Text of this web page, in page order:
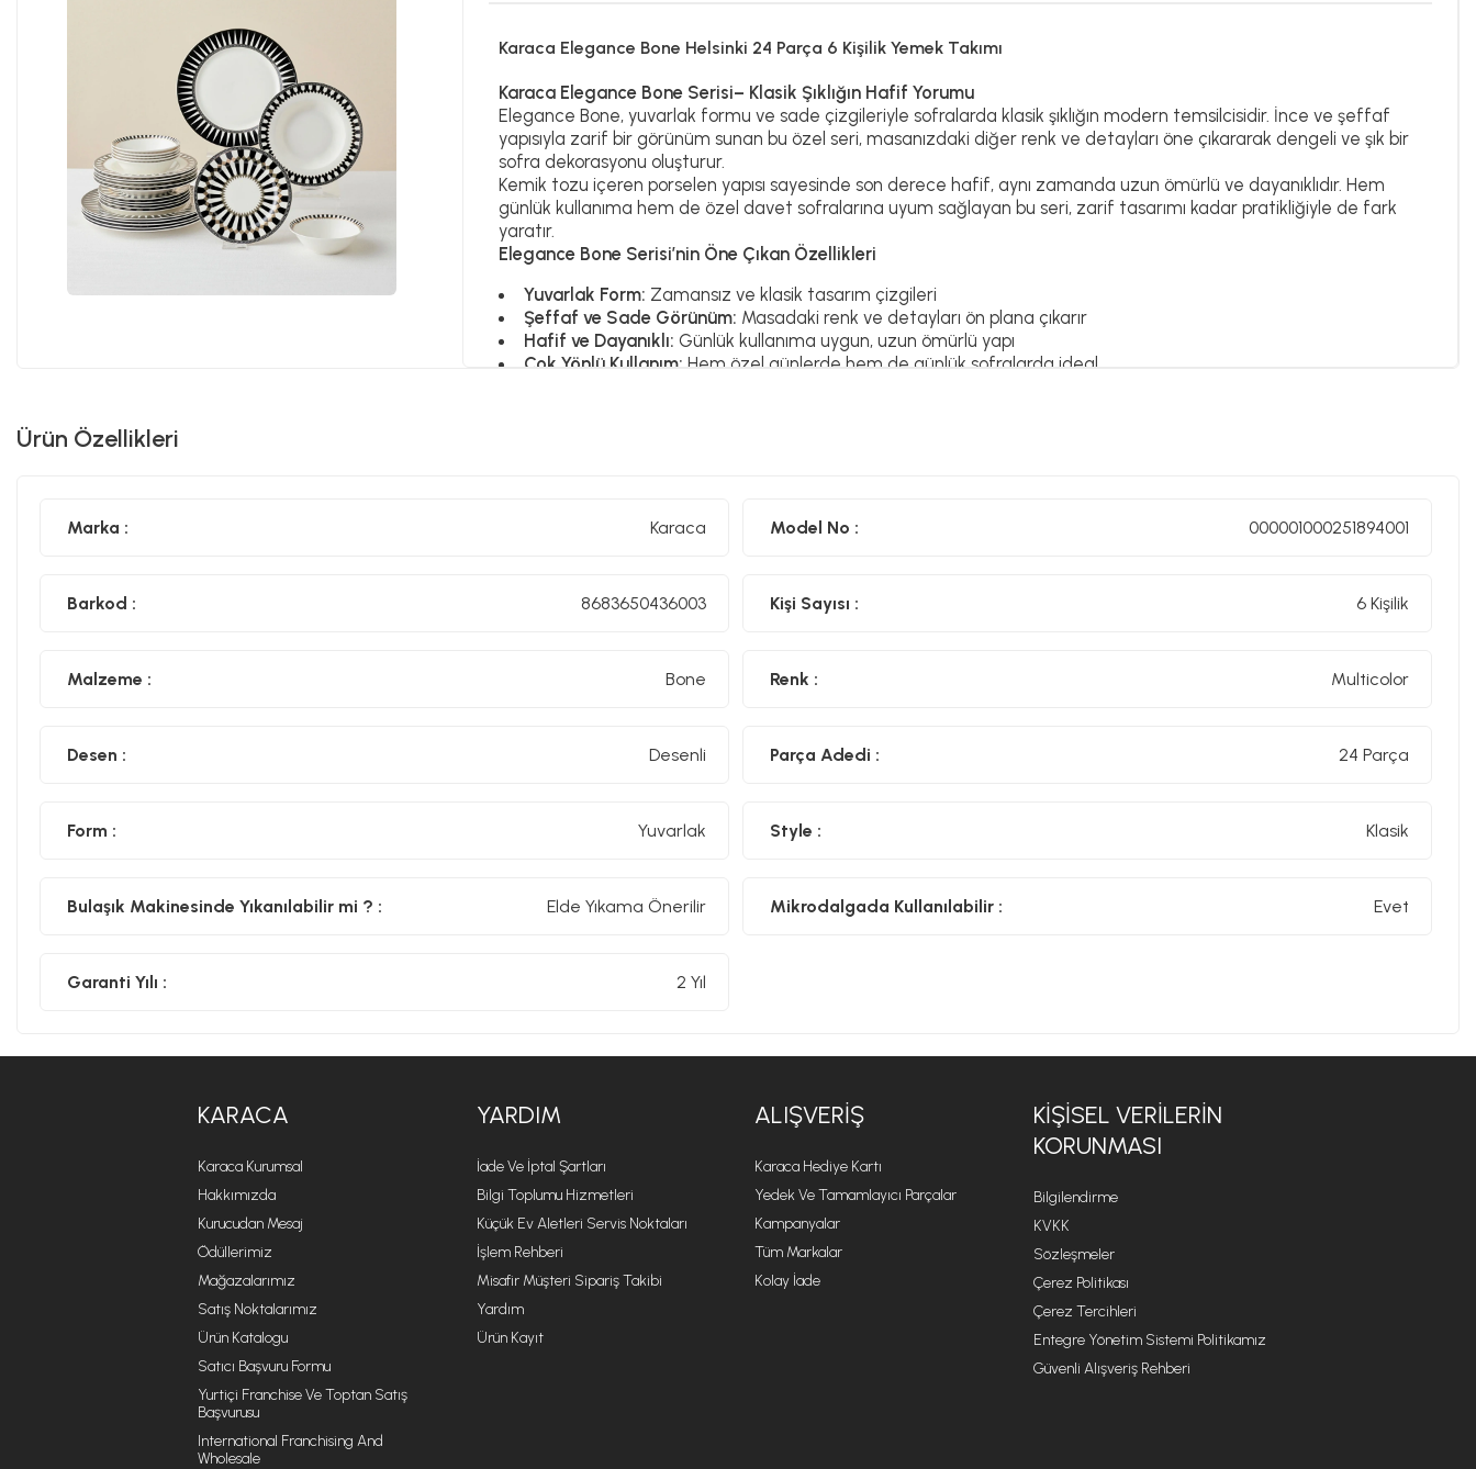
Karaca Elegance Bone Helsinki 24 Parça 6 Kişilik Yemek Takımı
Karaca Elegance Bone Serisi– Klasik Şıklığın Hafif Yorumu
Elegance Bone, yuvarlak formu ve sade çizgileriyle sofralarda klasik şıklığın modern temsilcisidir. İnce ve şeffaf
yapısıyla zarif bir görünüm sunan bu özel seri, masanızdaki diğer renk ve detayları öne çıkararak dengeli ve şık bir
sofra dekorasyonu oluşturur.
Kemik tozu içeren porselen yapısı sayesinde son derece hafif, aynı zamanda uzun ömürlü ve dayanıklıdır. Hem
günlük kullanıma hem de özel davet sofralarına uyum sağlayan bu seri, zarif tasarımı kadar pratikliğiyle de fark
yaratır.
Elegance Bone Serisi’nin Öne Çıkan Özellikleri
Yuvarlak Form: Zamansız ve klasik tasarım çizgileri
Şeffaf ve Sade Görünüm: Masadaki renk ve detayları ön plana çıkarır
Hafif ve Dayanıklı: Günlük kullanıma uygun, uzun ömürlü yapı
Çok Yönlü Kullanım: Hem özel günlerde hem de günlük sofralarda ideal
6 Adet Servis Tabağı (27 cm)
6 Adet Kase (14 cm)
Ürün Özellikleri
Marka : Karaca Model No : 000001000251894001
Barkod : 8683650436003 Kişi Sayısı : 6 Kişilik
Malzeme : Bone Renk : Multicolor
Desen : Desenli Parça Adedi : 24 Parça
Form : Yuvarlak Style : Klasik
Bulaşık Makinesinde Yıkanılabilir mi ? : Elde Yıkama Önerilir Mikrodalgada Kullanılabilir : Evet
Garanti Yılı : 2 Yıl
KARACA
Karaca Kurumsal
Hakkımızda
Kurucudan Mesaj
Ödüllerimiz
Mağazalarımız
Satış Noktalarımız
Ürün Katalogu
Satıcı Başvuru Formu
Yurtiçi Franchise Ve Toptan Satış
Başvurusu
International Franchising And
Wholesale
YARDIM
İade Ve İptal Şartları
Bilgi Toplumu Hizmetleri
Küçük Ev Aletleri Servis Noktaları
İşlem Rehberi
Misafir Müşteri Sipariş Takibi
Yardım
Ürün Kayıt
ALIŞVERIŞ
Karaca Hediye Kartı
Yedek Ve Tamamlayıcı Parçalar
Kampanyalar
Tüm Markalar
Kolay İade
KIŞISEL VERILERIN
KORUNMASI
Bilgilendirme
KVKK
Sözleşmeler
Çerez Politikası
Çerez Tercihleri
Entegre Yönetim Sistemi Politikamız
Güvenli Alışveriş Rehberi